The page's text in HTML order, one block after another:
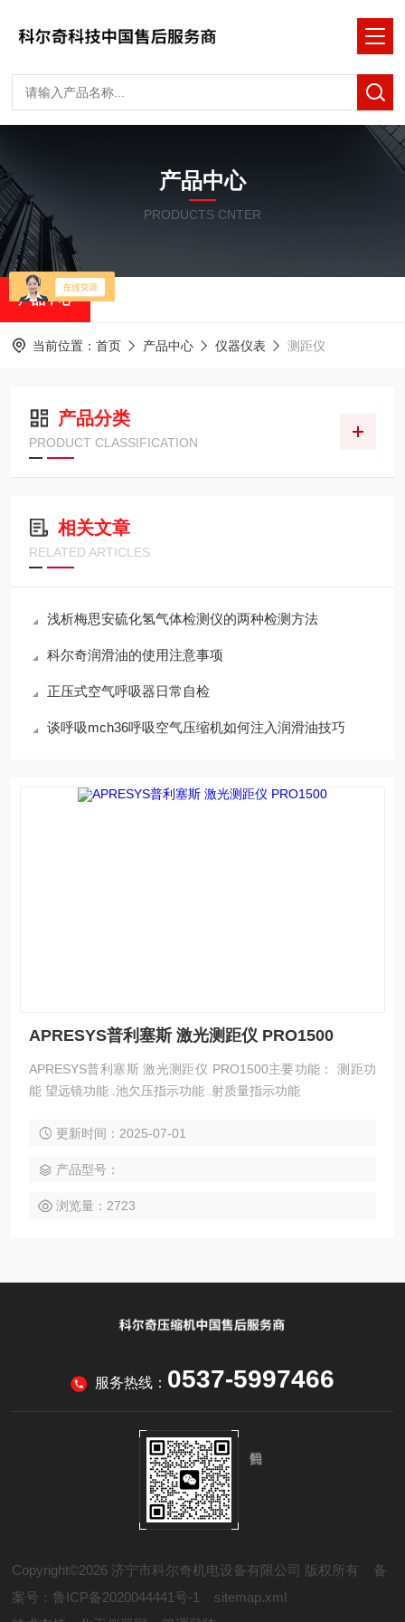
产品中心
PRODUCTS CNTER
产品中心
当前位置： 首页 产品中心 仪器仪表 测距仪
产品分类
PRODUCT CLASSIFICATION
相关文章
RELATED ARTICLES
浅析梅思安硫化氢气体检测仪的两种检测方法
科尔奇润滑油的使用注意事项
正压式空气呼吸器日常自检
谈呼吸mch36呼吸空气压缩机如何注入润滑油技巧
APRESYS普利塞斯 激光测距仪 PRO1500
APRESYS普利塞斯 激光测距仪 PRO1500主要功能： 测距功
能 望远镜功能 .池欠压指示功能 .射质量指示功能
更新时间：2025-07-01
产品型号：
浏览量：2723
服务热线： 0537-5997466
Copyright©2026 济宁市科尔奇机电设备有限公司 版权所有 备
案号：鲁ICP备2020044441号-1
sitemap.xml